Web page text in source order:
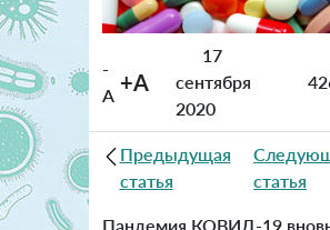
-
A +A
17
сентября
2020
Предыдущая
статья
статья
Пандемия КОВИД-19